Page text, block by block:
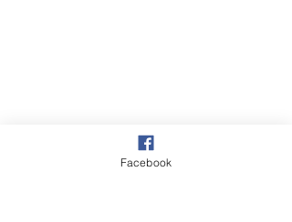
Facebook